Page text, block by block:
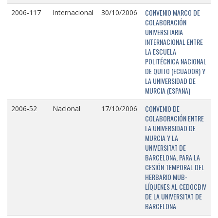
2006-117 Internacional 30/10/2006
CONVENIO MARCO DE
COLABORACIÓN
UNIVERSITARIA
INTERNACIONAL ENTRE
LA ESCUELA
POLITÉCNICA NACIONAL
DE QUITO (ECUADOR) Y
LA UNIVERSIDAD DE
MURCIA (ESPAÑA)
2006-52 Nacional 17/10/2006
CONVENIO DE
COLABORACIÓN ENTRE
LA UNIVERSIDAD DE
MURCIA Y LA
UNIVERSITAT DE
BARCELONA, PARA LA
CESIÓN TEMPORAL DEL
HERBARIO MUB-
LÍQUENES AL CEDOCBIV
DE LA UNIVERSITAT DE
BARCELONA